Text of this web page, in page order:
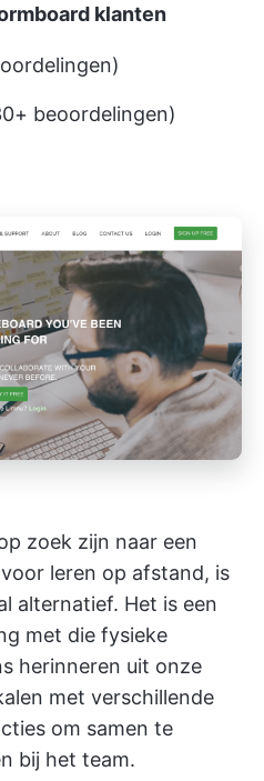
klanten
beoordelingen)
zoek zijn naar een
leren op afstand, is
alternatief. Het is een
met die fysieke
herinneren uit onze
met verschillende
om samen te
bij het team.